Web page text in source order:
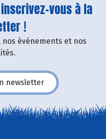
vous à la
!
événements et nos
newsletter